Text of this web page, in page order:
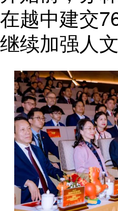
在越中建交
继续加强人